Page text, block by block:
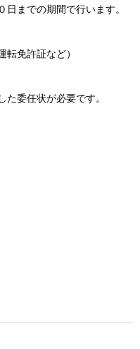
までの期間で行います。
免許証など）
委任状が必要です。